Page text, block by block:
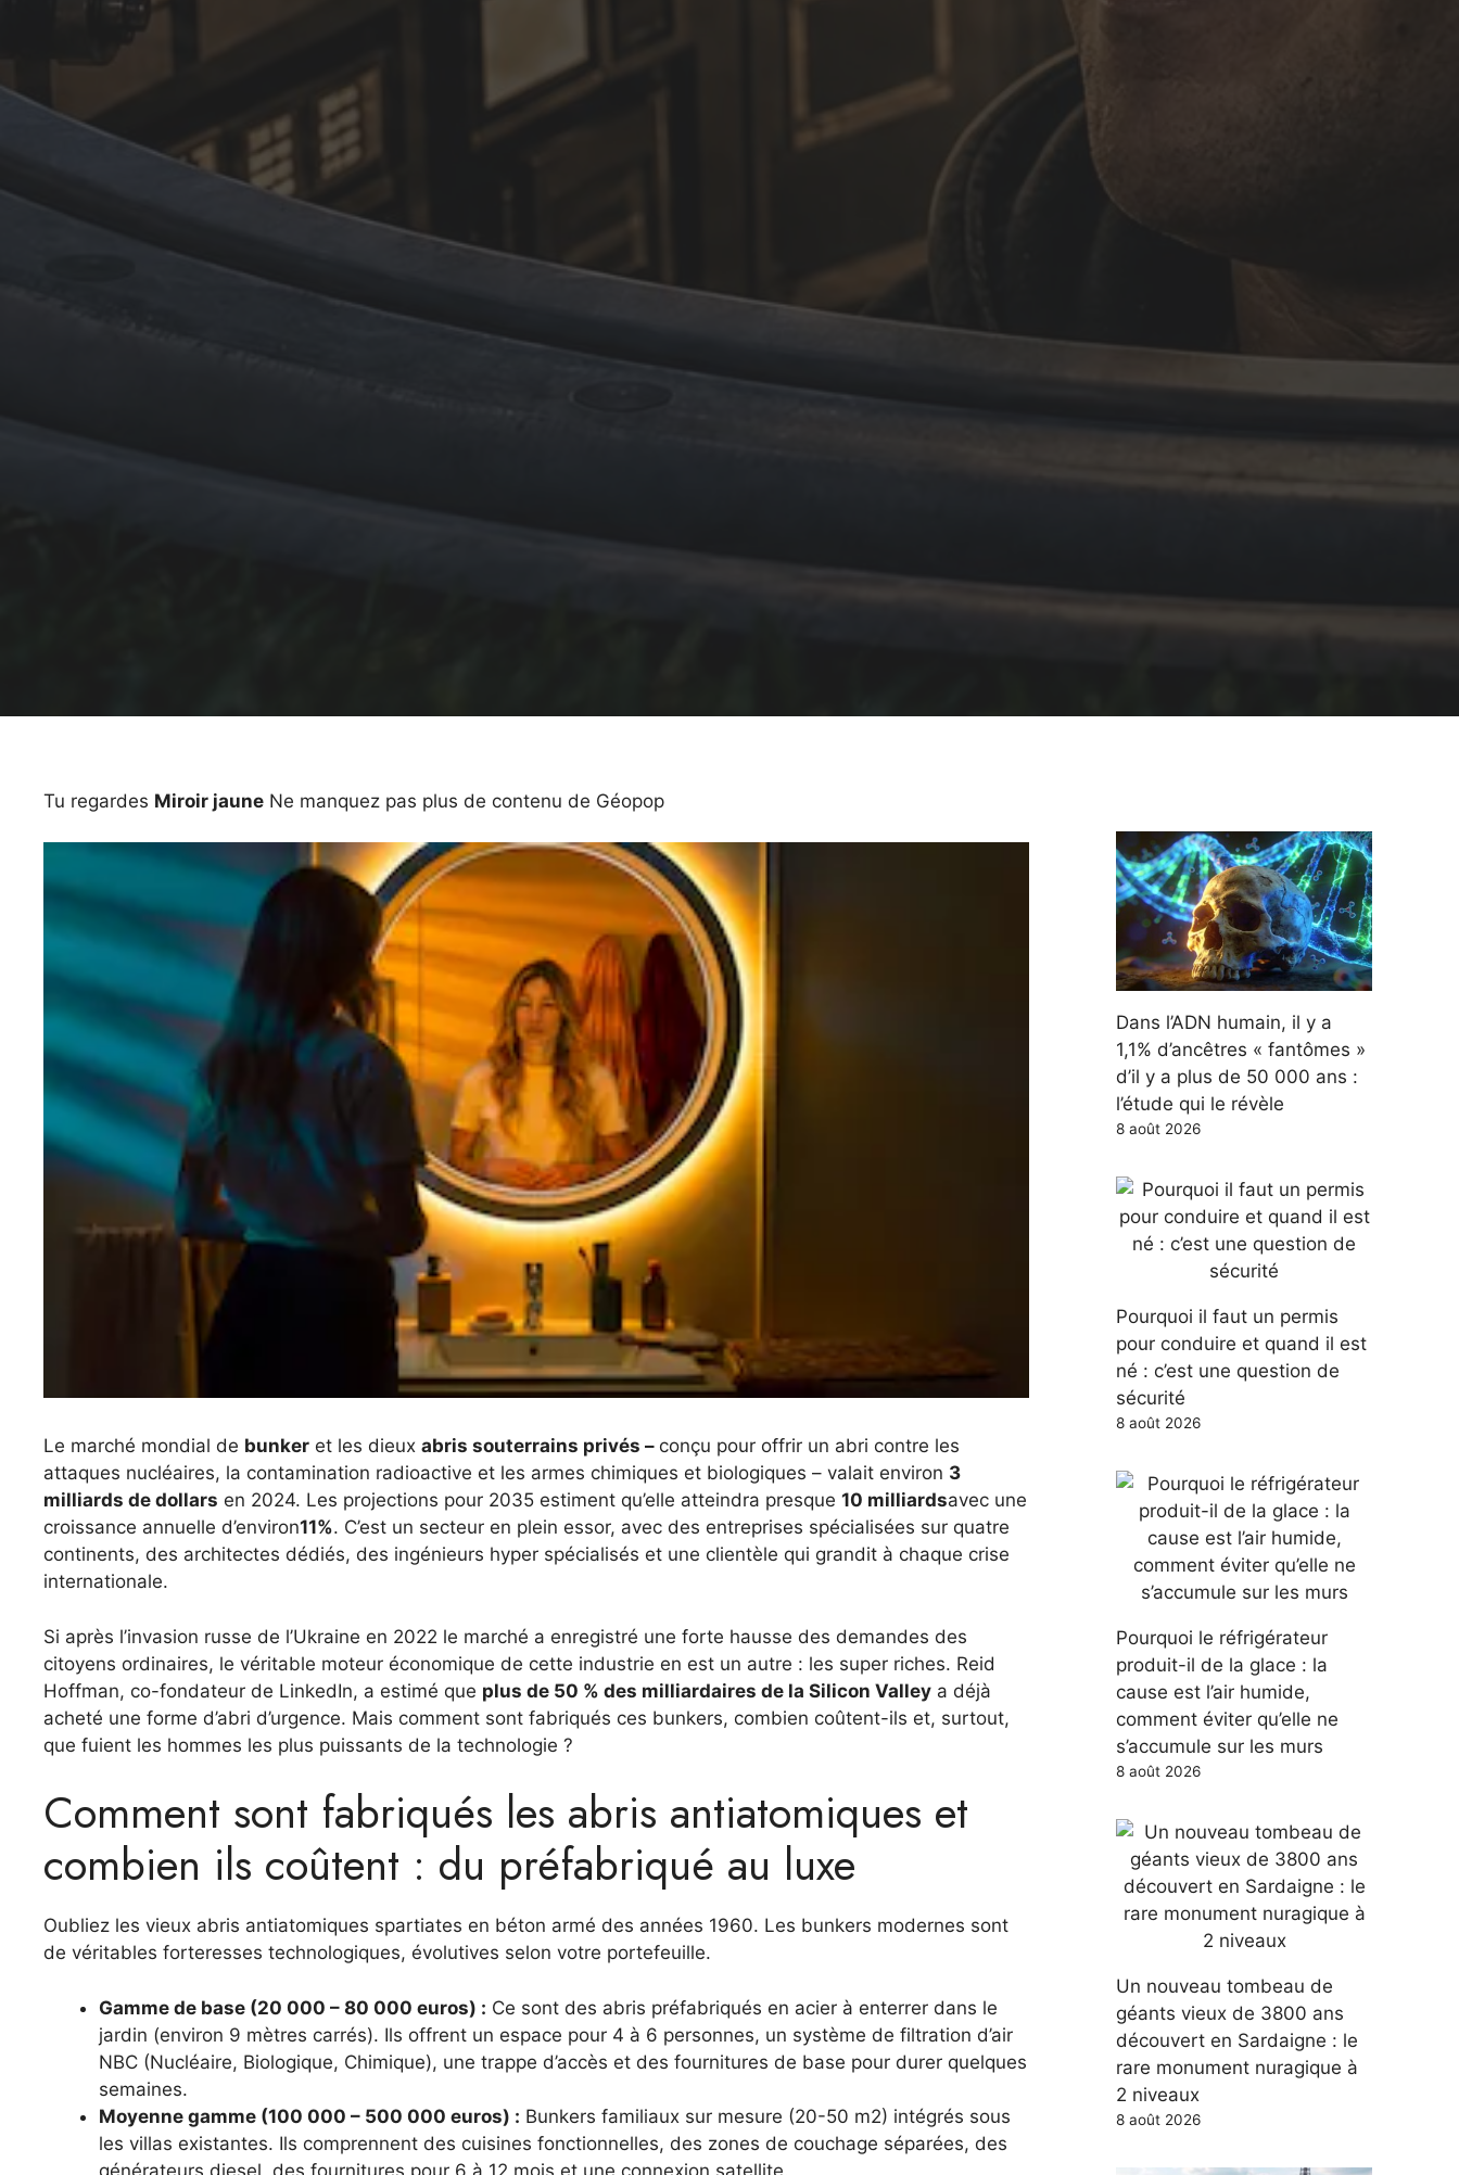
Tu regardes Miroir jaune Ne manquez pas plus de contenu de Géopop
Le marché mondial de bunker et les dieux abris souterrains privés – conçu pour offrir un abri contre les
attaques nucléaires, la contamination radioactive et les armes chimiques et biologiques – valait environ 3
milliards de dollars en 2024. Les projections pour 2035 estiment qu’elle atteindra presque 10 milliardsavec une
croissance annuelle d’environ11%. C’est un secteur en plein essor, avec des entreprises spécialisées sur quatre
continents, des architectes dédiés, des ingénieurs hyper spécialisés et une clientèle qui grandit à chaque crise
internationale.
Si après l’invasion russe de l’Ukraine en 2022 le marché a enregistré une forte hausse des demandes des
citoyens ordinaires, le véritable moteur économique de cette industrie en est un autre : les super riches. Reid
Hoffman, co-fondateur de LinkedIn, a estimé que plus de 50 % des milliardaires de la Silicon Valley a déjà
acheté une forme d’abri d’urgence. Mais comment sont fabriqués ces bunkers, combien coûtent-ils et, surtout,
que fuient les hommes les plus puissants de la technologie ?
Comment sont fabriqués les abris antiatomiques et
combien ils coûtent : du préfabriqué au luxe
Oubliez les vieux abris antiatomiques spartiates en béton armé des années 1960. Les bunkers modernes sont
de véritables forteresses technologiques, évolutives selon votre portefeuille.
Gamme de base (20 000 – 80 000 euros) : Ce sont des abris préfabriqués en acier à enterrer dans le
jardin (environ 9 mètres carrés). Ils offrent un espace pour 4 à 6 personnes, un système de filtration d’air
NBC (Nucléaire, Biologique, Chimique), une trappe d’accès et des fournitures de base pour durer quelques
semaines.
Moyenne gamme (100 000 – 500 000 euros) : Bunkers familiaux sur mesure (20-50 m2) intégrés sous
les villas existantes. Ils comprennent des cuisines fonctionnelles, des zones de couchage séparées, des
générateurs diesel, des fournitures pour 6 à 12 mois et une connexion satellite.
Dans l’ADN humain, il y a
1,1% d’ancêtres « fantômes »
d’il y a plus de 50 000 ans :
l’étude qui le révèle
8 août 2026
Pourquoi il faut un permis
pour conduire et quand il est
né : c’est une question de
sécurité
8 août 2026
Pourquoi le réfrigérateur
produit-il de la glace : la
cause est l’air humide,
comment éviter qu’elle ne
s’accumule sur les murs
8 août 2026
Un nouveau tombeau de
géants vieux de 3800 ans
découvert en Sardaigne : le
rare monument nuragique à
2 niveaux
8 août 2026